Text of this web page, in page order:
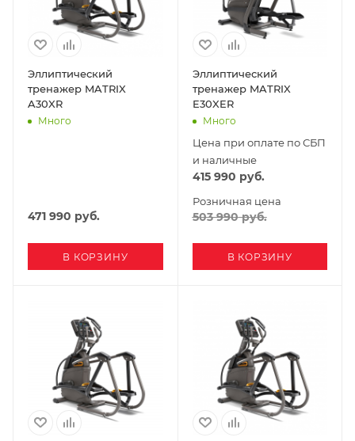
Эллиптический
тренажер MATRIX
A30XR
Много
471 990 руб.
В КОРЗИНУ
Эллиптический
тренажер MATRIX
E30XER
Много
Цена при оплате по СБП
и наличные
415 990 руб.
Розничная цена
503 990руб.
В КОРЗИНУ